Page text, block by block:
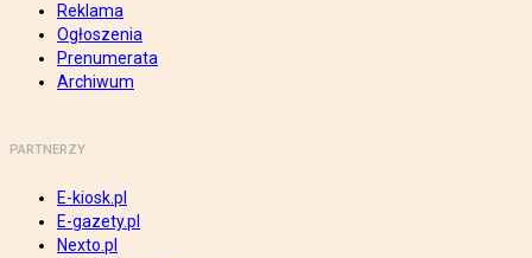
Reklama
Ogłoszenia
Prenumerata
Archiwum
PARTNERZY
E-kiosk.pl
E-gazety.pl
Nexto.pl